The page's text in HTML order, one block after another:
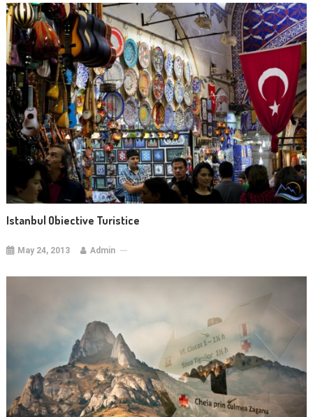
Istanbul Obiective Turistice
May 24, 2013 Admin